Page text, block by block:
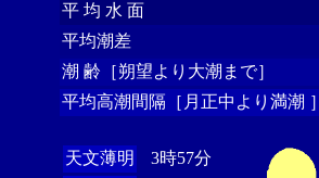
平 均 水 面
平均潮差
潮 齢［朔望より大潮まで］
平均高潮間隔［月正中より満潮 ］
天文薄明
3時57分